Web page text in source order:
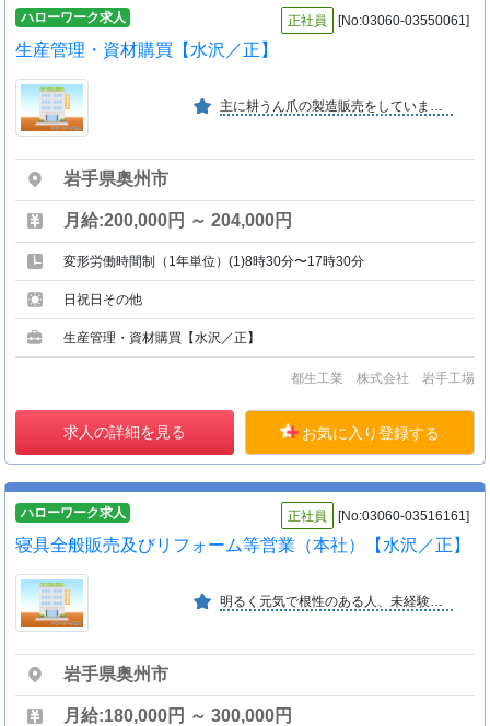
ハローワーク求人 正社員 [No:03060-03550061]
生産管理・資材購買【水沢／正】
主に耕うん爪の製造販売をしています。取引先は北海道を中心に日本全国になります。耐摩耗性製品にも力を入れ、幅広いお客様へ提供しています。
岩手県奥州市
月給:200,000円 ～ 204,000円
変形労働時間制（1年単位）(1)8時30分〜17時30分
日祝日その他
生産管理・資材購買【水沢／正】
都生工業 株式会社 岩手工場
求人の詳細を見る お気に入り登録する
ハローワーク求人 正社員 [No:03060-03516161]
寝具全般販売及びリフォーム等営業（本社）【水沢／正】
明るく元気で根性のある人、未経験の方、女性の方も大歓迎です。自分の努力と頑張り次第で、どの位でも稼げる仕事です。今後の発展と拡大の為にみんな力を合わせて日々努力している会社です
岩手県奥州市
月給:180,000円 ～ 300,000円